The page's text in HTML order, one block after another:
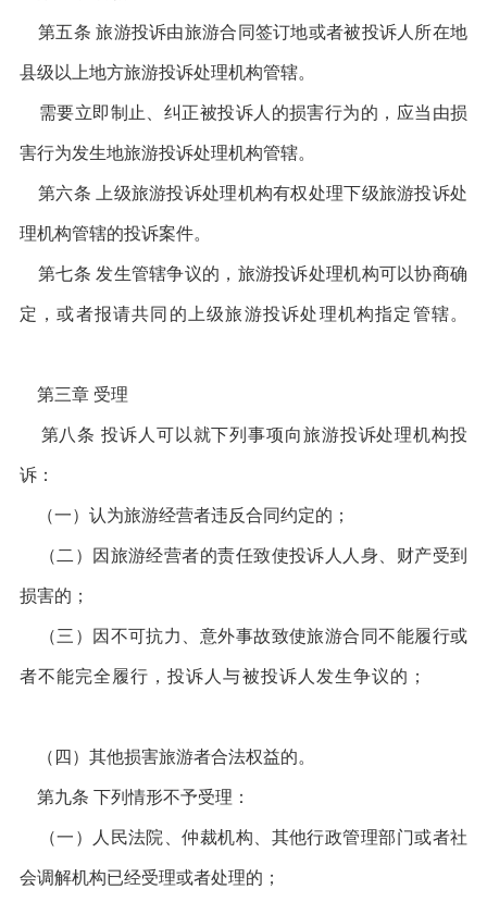
第五条 旅游投诉由旅游合同签订地或者被投诉人所在地
县级以上地方旅游投诉处理机构管辖。
需要立即制止、纠正被投诉人的损害行为的，应当由损
害行为发生地旅游投诉处理机构管辖。
第六条 上级旅游投诉处理机构有权处理下级旅游投诉处
理机构管辖的投诉案件。
第七条 发生管辖争议的，旅游投诉处理机构可以协商确
定，或者报请共同的上级旅游投诉处理机构指定管辖。
第三章 受理
第八条 投诉人可以就下列事项向旅游投诉处理机构投
诉：
（一）认为旅游经营者违反合同约定的；
（二）因旅游经营者的责任致使投诉人人身、财产受到
损害的；
（三）因不可抗力、意外事故致使旅游合同不能履行或
者不能完全履行，投诉人与被投诉人发生争议的；
（四）其他损害旅游者合法权益的。
第九条 下列情形不予受理：
（一）人民法院、仲裁机构、其他行政管理部门或者社
会调解机构已经受理或者处理的；